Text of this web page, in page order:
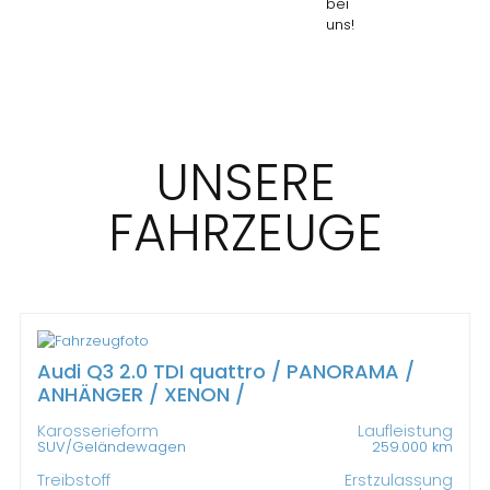
uns!
UNSERE
FAHRZEUGE
Audi Q3 2.0 TDI quattro / PANORAMA /
ANHÄNGER / XENON /
Karosserieform
SUV/Geländewagen
Treibstoff
Laufleistung
259.000 km
Erstzulassung